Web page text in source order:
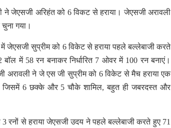
जेएसजी अरिहंत को 6 विकट से हराया। जेएसजी अरावली
गया।
जेएसजी सुप्रीम को 6 विकेट से हराया पहले बल्लेबाजी करते
में 58 रन बनाकर निर्धारित 7 ओवर में 100 रन बनाएं।
ने जे एस जी सुप्रीम को 6 विकेट से मैच हराया एक
जिसमें 6 छक्के और 5 चौके शामिल, बहुत ही जबरदस्त और
से हराया जेएसजी उदय ने पहले बल्लेबाजी करते हुए 71